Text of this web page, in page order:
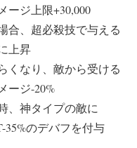
ージ上限+30,000
合、超必殺技で与える
上昇
くなり、敵から受ける
ージ-20%
、神タイプの敵に
35%のデバフを付与